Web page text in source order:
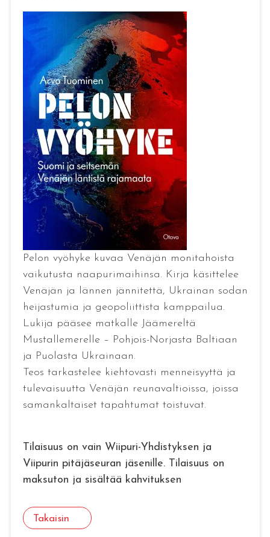
Pelon vyöhyke kuvaa Venäjän monitahoista
vaikutusta naapurimaihinsa. Kirja käsittelee
Venäjän ja lännen jännitettä, Ukrainan sodan
heijastumia ja geopoliittista kamppailua.
Lukija pääsee matkalle Jäämereltä
Mustallemerelle – Pohjois-Norjasta Baltiaan
ja Puolasta Ukrainaan.
Teos tarkastelee kiehtovasti menneisyyttä ja
tulevaisuutta Venäjän reunavaltioissa, joissa
samankaltaiset tapahtumat toistuvat.
Tilaisuus on vain Wiipuri-Yhdistyksen ja
Viipurin pitäjäseuran jäsenille. Tilaisuus on
maksuton ja sisältää kahvituksen
Takaisin